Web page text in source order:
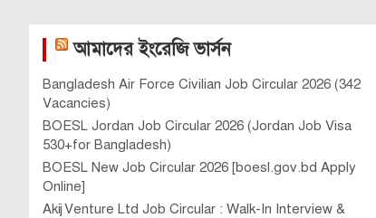
আমাদের ইংরেজি ভার্সন
Bangladesh Air Force Civilian Job Circular 2026 (342
Vacancies)
BOESL Jordan Job Circular 2026 (Jordan Job Visa
530+for Bangladesh)
BOESL New Job Circular 2026 [boesl.gov.bd Apply
Online]
Akij Venture Ltd Job Circular : Walk-In Interview &